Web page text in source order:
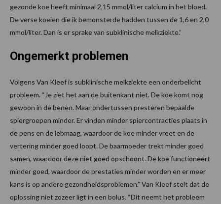
gezonde koe heeft minimaal 2,15 mmol/liter calcium in het bloed.
De verse koeien die ik bemonsterde hadden tussen de 1,6 en 2,0
mmol/liter. Dan is er sprake van subklinische melkziekte.”
Ongemerkt problemen
Volgens Van Kleef is subklinische melkziekte een onderbelicht
probleem. “Je ziet het aan de buitenkant niet. De koe komt nog
gewoon in de benen. Maar ondertussen presteren bepaalde
spiergroepen minder. Er vinden minder spiercontracties plaats in
de pens en de lebmaag, waardoor de koe minder vreet en de
vertering minder goed loopt. De baarmoeder trekt minder goed
samen, waardoor deze niet goed opschoont. De koe functioneert
minder goed, waardoor de prestaties minder worden en er meer
kans is op andere gezondheidsproblemen.” Van Kleef stelt dat de
oplossing niet zozeer ligt in een bolus. “Dit neemt het probleem